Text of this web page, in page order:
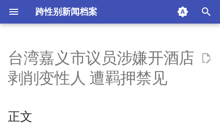
跨性别新闻档案
a
正文
附加信息 [Processed Page
台湾嘉义市议员涉嫌开酒店
剥削变性人 遭羁押禁见
正文